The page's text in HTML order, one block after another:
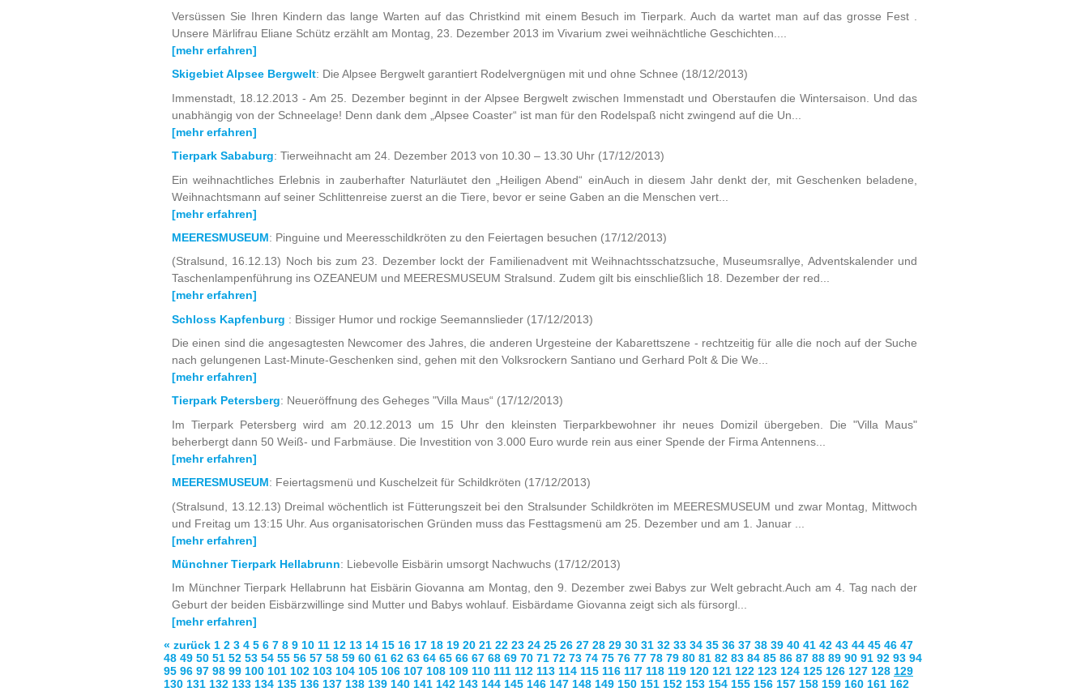
Versüssen Sie Ihren Kindern das lange Warten auf das Christkind mit einem Besuch im Tierpark. Auch da wartet man auf das grosse Fest .
Unsere Märlifrau Eliane Schütz erzählt am Montag, 23. Dezember 2013 im Vivarium zwei weihnächtliche Geschichten....
[mehr erfahren]
Skigebiet Alpsee Bergwelt: Die Alpsee Bergwelt garantiert Rodelvergnügen mit und ohne Schnee (18/12/2013)
Immenstadt, 18.12.2013 - Am 25. Dezember beginnt in der Alpsee Bergwelt zwischen Immenstadt und Oberstaufen die Wintersaison. Und das
unabhängig von der Schneelage! Denn dank dem „Alpsee Coaster“ ist man für den Rodelspaß nicht zwingend auf die Un...
[mehr erfahren]
Tierpark Sababurg: Tierweihnacht am 24. Dezember 2013 von 10.30 – 13.30 Uhr (17/12/2013)
Ein weihnachtliches Erlebnis in zauberhafter Naturläutet den „Heiligen Abend“ einAuch in diesem Jahr denkt der, mit Geschenken beladene,
Weihnachtsmann auf seiner Schlittenreise zuerst an die Tiere, bevor er seine Gaben an die Menschen vert...
[mehr erfahren]
MEERESMUSEUM: Pinguine und Meeresschildkröten zu den Feiertagen besuchen (17/12/2013)
(Stralsund, 16.12.13) Noch bis zum 23. Dezember lockt der Familienadvent mit Weihnachtsschatzsuche, Museumsrallye, Adventskalender und
Taschenlampenführung ins OZEANEUM und MEERESMUSEUM Stralsund. Zudem gilt bis einschließlich 18. Dezember der red...
[mehr erfahren]
Schloss Kapfenburg : Bissiger Humor und rockige Seemannslieder (17/12/2013)
Die einen sind die angesagtesten Newcomer des Jahres, die anderen Urgesteine der Kabarettszene - rechtzeitig für alle die noch auf der Suche
nach gelungenen Last-Minute-Geschenken sind, gehen mit den Volksrockern Santiano und Gerhard Polt & Die We...
[mehr erfahren]
Tierpark Petersberg: Neueröffnung des Geheges "Villa Maus“ (17/12/2013)
Im Tierpark Petersberg wird am 20.12.2013 um 15 Uhr den kleinsten Tierparkbewohner ihr neues Domizil übergeben. Die "Villa Maus"
beherbergt dann 50 Weiß- und Farbmäuse. Die Investition von 3.000 Euro wurde rein aus einer Spende der Firma Antennens...
[mehr erfahren]
MEERESMUSEUM: Feiertagsmenü und Kuschelzeit für Schildkröten (17/12/2013)
(Stralsund, 13.12.13) Dreimal wöchentlich ist Fütterungszeit bei den Stralsunder Schildkröten im MEERESMUSEUM und zwar Montag, Mittwoch
und Freitag um 13:15 Uhr. Aus organisatorischen Gründen muss das Festtagsmenü am 25. Dezember und am 1. Januar ...
[mehr erfahren]
Münchner Tierpark Hellabrunn: Liebevolle Eisbärin umsorgt Nachwuchs (17/12/2013)
Im Münchner Tierpark Hellabrunn hat Eisbärin Giovanna am Montag, den 9. Dezember zwei Babys zur Welt gebracht.Auch am 4. Tag nach der
Geburt der beiden Eisbärzwillinge sind Mutter und Babys wohlauf. Eisbärdame Giovanna zeigt sich als fürsorgl...
[mehr erfahren]
« zurück 1 2 3 4 5 6 7 8 9 10 11 12 13 14 15 16 17 18 19 20 21 22 23 24 25 26 27 28 29 30 31 32 33 34 35 36 37 38 39 40 41 42 43 44 45 46 47
48 49 50 51 52 53 54 55 56 57 58 59 60 61 62 63 64 65 66 67 68 69 70 71 72 73 74 75 76 77 78 79 80 81 82 83 84 85 86 87 88 89 90 91 92 93 94
95 96 97 98 99 100 101 102 103 104 105 106 107 108 109 110 111 112 113 114 115 116 117 118 119 120 121 122 123 124 125 126 127 128 129
130 131 132 133 134 135 136 137 138 139 140 141 142 143 144 145 146 147 148 149 150 151 152 153 154 155 156 157 158 159 160 161 162